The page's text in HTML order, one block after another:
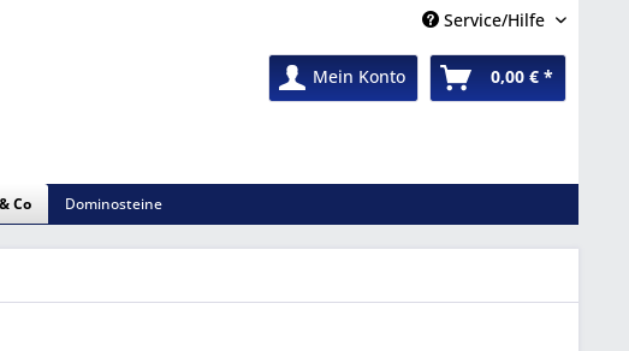
Service/Hilfe
Mein Konto 0,00 € *
Co Dominosteine